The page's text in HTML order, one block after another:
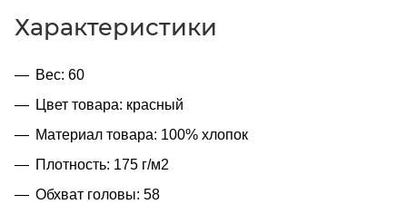
Характеристики
Вес: 60
Цвет товара: красный
Материал товара: 100% хлопок
Плотность: 175 г/м2
Обхват головы: 58